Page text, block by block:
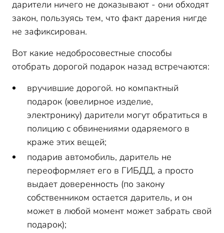
дарители ничего не доказывают - они обходят
закон, пользуясь тем, что факт дарения нигде
не зафиксирован.
Вот какие недобросовестные способы
отобрать дорогой подарок назад встречаются:
вручившие дорогой. но компактный
подарок (ювелирное изделие,
электронику) дарители могут обратиться в
полицию с обвинениями одаряемого в
краже этих вещей;
подарив автомобиль, даритель не
переоформляет его в ГИБДД, а просто
выдает доверенность (по закону
собственником остается даритель, и он
может в любой момент может забрать свой
подарок);